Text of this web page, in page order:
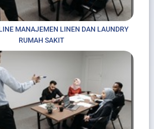
MANAJEMEN LINEN DAN LAUNDRY
RUMAH SAKIT